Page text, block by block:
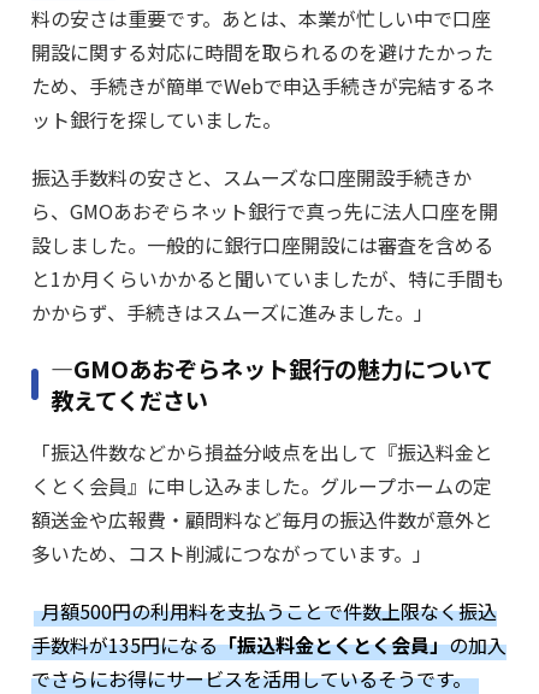
料の安さは重要です。あとは、本業が忙しい中で口座
開設に関する対応に時間を取られるのを避けたかった
ため、手続きが簡単でWebで申込手続きが完結するネ
ット銀行を探していました。
振込手数料の安さと、スムーズな口座開設手続きか
ら、GMOあおぞらネット銀行で真っ先に法人口座を開
設しました。一般的に銀行口座開設には審査を含める
と1か月くらいかかると聞いていましたが、特に手間も
かからず、手続きはスムーズに進みました。」
―GMOあおぞらネット銀行の魅力について
教えてください
「振込件数などから損益分岐点を出して『振込料金と
くとく会員』に申し込みました。グループホームの定
額送金や広報費・顧問料など毎月の振込件数が意外と
多いため、コスト削減につながっています。」
月額500円の利用料を支払うことで件数上限なく振込
手数料が135円になる「振込料金とくとく会員」の加入
でさらにお得にサービスを活用しているそうです。